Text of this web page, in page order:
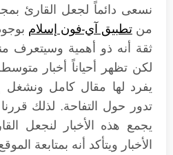
نسعى دائماً لجعل القارئ
منتطبيق آي-فون إسلام
ثقة أنه ذو أهمية وسيتعرف
لكن تظهر أحياناً أخبار
يفرد لها مقال كامل ونشغل
تدور حول التفاحة. لذلك
يجمع هذه الأخبار لنجعل
الأخبار ويتأكد أنه بمتابعة